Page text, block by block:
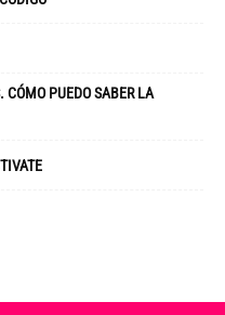
CÓMO PUEDO SABER LA